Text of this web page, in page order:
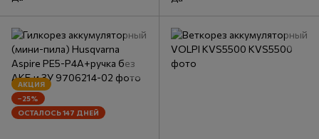
АКЦИЯ
−25%
ОСТАЛОСЬ 147 ДНЕЙ